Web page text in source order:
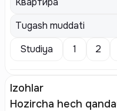
Tugash muddati
Studiya
1 2
Izohlar
Hozircha hech